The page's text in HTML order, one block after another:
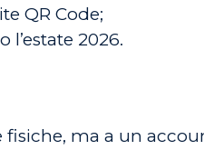
QR Code;
2026.
ma a un